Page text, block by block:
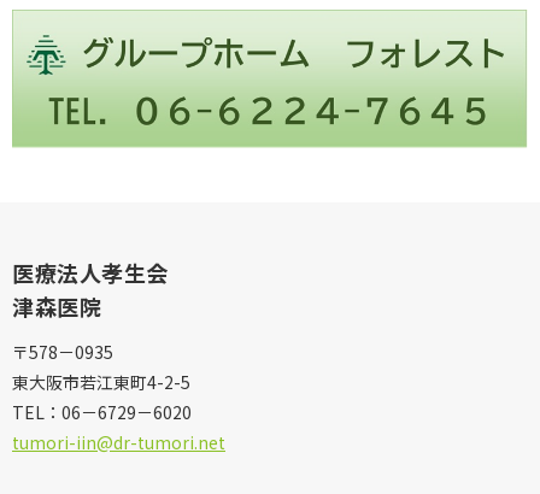
医療法人孝生会
津森医院
〒578－0935
東大阪市若江東町4-2-5
TEL： 06－6729－6020
tumori-iin@dr-tumori.net